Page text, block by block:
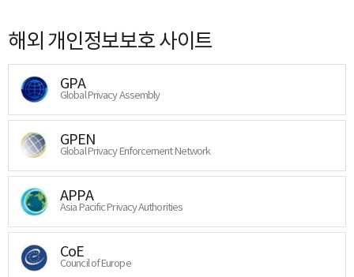
해외 개인정보보호 사이트
GPA
Global Privacy Assembly
GPEN
Global Privacy Enforcement Network
APPA
Asia Pacific Privacy Authorities
CoE
Council of Europe